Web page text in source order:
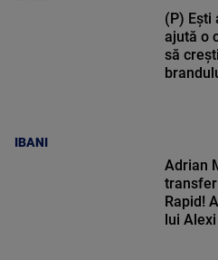
IBANI
(P) Ești
ajută o
să
Adrian
transfer
Rapid!
lui